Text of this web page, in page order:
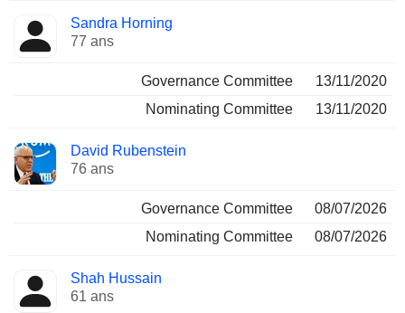
Sandra Horning
77 ans
Governance Committee
13/11/2020
Nominating Committee
13/11/2020
David Rubenstein
76 ans
Governance Committee
08/07/2026
Nominating Committee
08/07/2026
Shah Hussain
61 ans